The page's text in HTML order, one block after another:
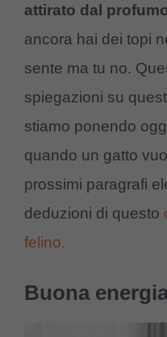
attirato dal
ancora hai dei topi
sente ma tu no.
spiegazioni su
stiamo ponendo
quando un gatto
prossimi paragrafi
deduzioni di questo
felino.
Buona